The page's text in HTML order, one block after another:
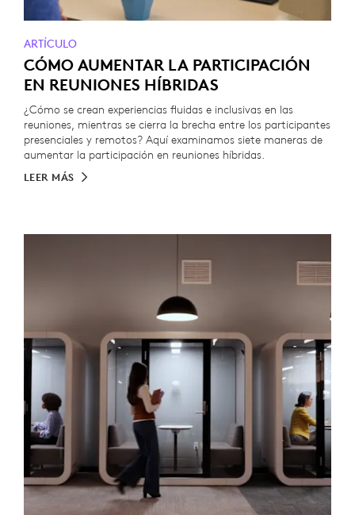
ARTÍCULO
CÓMO AUMENTAR LA PARTICIPACIÓN
EN REUNIONES HÍBRIDAS
¿Cómo se crean experiencias fluidas e inclusivas en las
reuniones, mientras se cierra la brecha entre los participantes
presenciales y remotos? Aquí examinamos siete maneras de
aumentar la participación en reuniones híbridas.
LEER MÁS